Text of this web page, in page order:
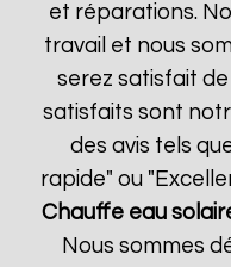
et réparations.
travail et nous
serez satisfait
satisfaits sont
des avis tels
rapide" ou
Chauffe eau
Nous sommes